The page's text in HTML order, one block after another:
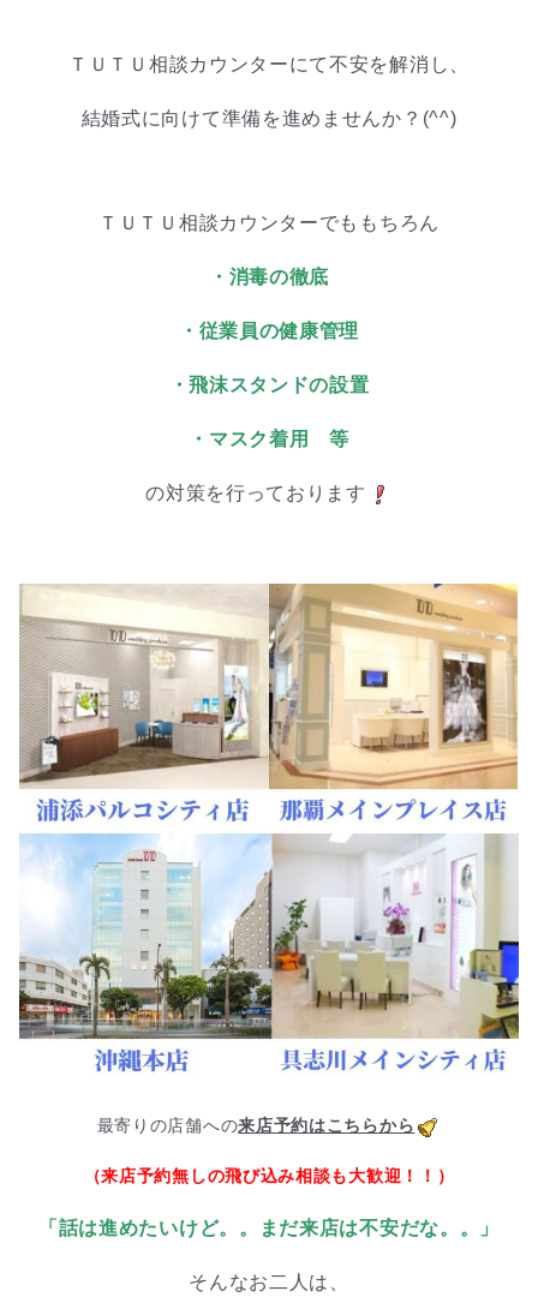
ＴＵＴＵ相談カウンターにて不安を解消し、
結婚式に向けて準備を進めませんか？(^^)
ＴＵＴＵ相談カウンターでももちろん
・消毒の徹底
・従業員の健康管理
・飛沫スタンドの設置
・マスク着用 等
の対策を行っております
最寄りの店舗への来店予約はこちらから
（来店予約無しの飛び込み相談も大歓迎！！）
「話は進めたいけど。。 まだ来店は不安だな。。」
そんなお二人は、